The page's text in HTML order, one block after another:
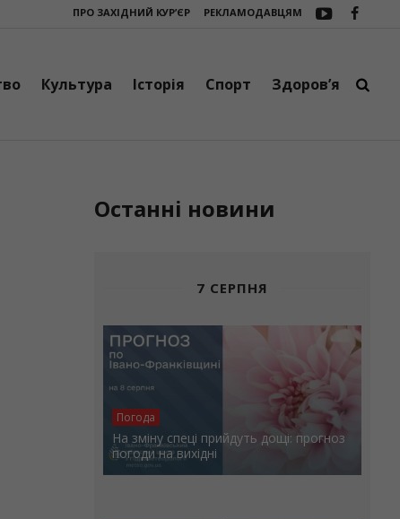
ПРО ЗАХІДНИЙ КУР’ЄР РЕКЛАМОДАВЦЯМ
дитсадку “Веселка” триває активна підготовка до нового
Культура Історія Спорт Здоров’я
Останні новини
7 СЕРПНЯ
Погода
На зміну спеці прийдуть дощі: прогноз
погоди на вихідні